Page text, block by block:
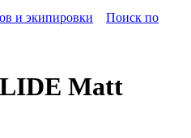
и экипировки
Поиск по
Matt